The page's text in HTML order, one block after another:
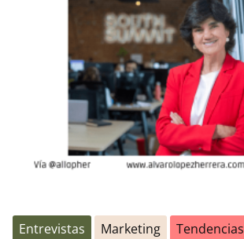
Entrevistas Marketing Tendencias